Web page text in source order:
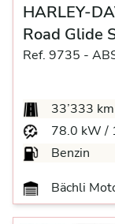
HARLEY-
Road Glide
Ref. 9735 -
33’333 km
78.0 kW /
Benzin
Bächli